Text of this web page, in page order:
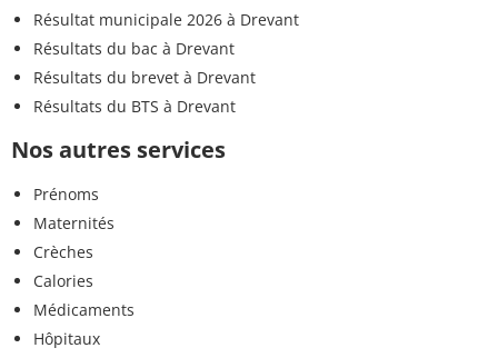
Résultat municipale 2026 à Drevant
Résultats du bac à Drevant
Résultats du brevet à Drevant
Résultats du BTS à Drevant
Nos autres services
Prénoms
Maternités
Crèches
Calories
Médicaments
Hôpitaux